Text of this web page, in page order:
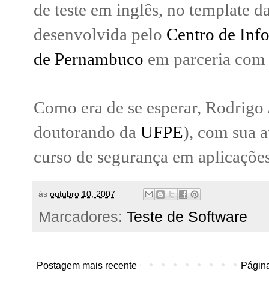
de teste em inglês, no template
desenvolvida pelo Centro de
de Pernambuco em parceria
Como era de se esperar,
doutorando da UFPE), com sua
curso de segurança em
às outubro 10, 2007
Marcadores: Teste de Software
Postagem mais recente